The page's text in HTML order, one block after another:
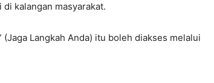
kalangan masyarakat.
Langkah Anda) itu boleh diakses melalui